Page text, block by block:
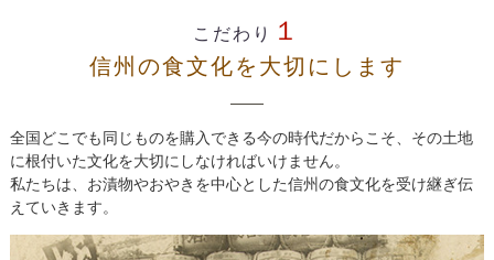
こだわり １
信州の食文化を大切にします
全国どこでも同じものを購入できる今の時代だからこそ、その土地
に根付いた文化を大切にしなければいけません。
私たちは、お漬物やおやきを中心とした信州の食文化を受け継ぎ伝
えていきます。